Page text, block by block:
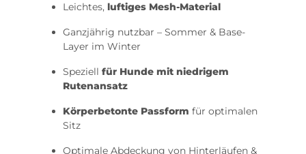
Leichtes, luftiges Mesh-Material
Ganzjährig nutzbar – Sommer & Base-
Layer im Winter
Speziell für Hunde mit niedrigem
Rutenansatz
Körperbetonte Passform für optimalen
Sitz
Optimale Abdeckung von Hinterläufen &